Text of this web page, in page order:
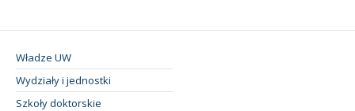
Władze UW
Wydziały i jednostki
Szkoły doktorskie